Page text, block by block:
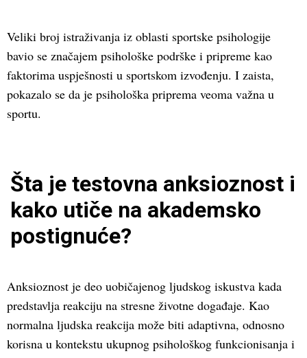
Veliki broj istraživanja iz oblasti sportske psihologije
bavio se značajem psihološke podrške i pripreme kao
faktorima uspješnosti u sportskom izvođenju. I zaista,
pokazalo se da je psihološka priprema veoma važna u
sportu.
Šta je testovna anksioznost i
kako utiče na akademsko
postignuće?
Anksioznost je deo uobičajenog ljudskog iskustva kada
predstavlja reakciju na stresne životne događaje. Kao
normalna ljudska reakcija može biti adaptivna, odnosno
korisna u kontekstu ukupnog psihološkog funkcionisanja i